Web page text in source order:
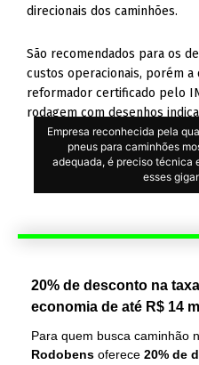
direcionais dos caminhões.
São recomendados para os
custos operacionais, porém
reformador certificado pelo
rodagem com desenhos
Empresa reconhecida pela
pneus para caminhões
adequada, é preciso técnica
esses
20% de desconto na
economia de até R$ 14
Para quem busca caminhão
Rodobens oferece 20% de